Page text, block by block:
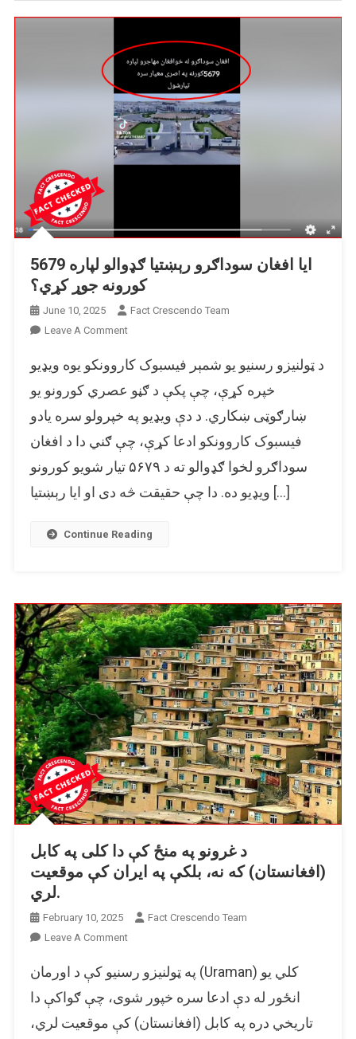
ایا افغان سوداګرو رېښتیا ګډوالو لپاره 5679
کورونه جوړ کړي؟
June 10, 2025
Fact Crescendo Team
Leave A CommentOn
افغان
سوداګرو
رېښتیا
ګډوالو
لپاره
جوړ
د ټولنیزو رسنیو یو شمېر فیسبوک کاروونکو یوه ویډیو
خپره کړې، چې پکې د ګڼو عصري کورونو یو
ښارګوټی ښکاري. د دې ویډیو په خپرولو سره یادو
فیسبوک کاروونکو ادعا کړې، چې ګني دا د افغان
سوداګرو لخوا ګډوالو ته د ۵۶۷۹ تیار شویو کورونو
ویډیو ده. دا چې حقیقت څه دی او ایا رېښتیا […]
Continue Reading
د غرونو په منځ کې دا کلی په کابل
(افغانستان) که نه، بلکې په ایران کې موقعیت
لري.
February 10, 2025
Fact Crescendo Team
Leave A CommentOn
غرونو
کې
په ټولنیزو رسنیو کې د اورمان (Uraman) کلي یو
انځور له دې ادعا سره خپور شوی، چې ګواکې دا
تاریخي دره په کابل (افغانستان) کې موقعیت لري،